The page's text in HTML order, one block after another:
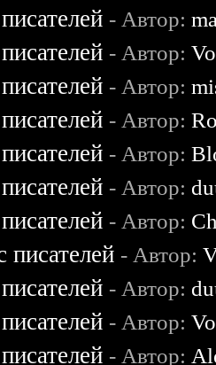
- Автор:
- Автор:
- Автор:
- Автор:
- Автор:
- Автор:
- Автор:
писателей - Автор:
- Автор:
- Автор:
- Автор: